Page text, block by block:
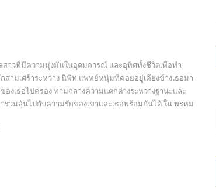
ลสาวที่มีความมุ่งมั่นในอุดมการณ์ และอุทิศทั้งชีวิตเพื่อทำ
ามเศร้าระหว่าง นิพิท แพทย์หนุ่มที่คอยอยู่เคียงข้างเธอมา
เธอไปครอง ท่ามกลางความแตกต่างระหว่างฐานะและ
ร่วมลุ้นไปกับความรักของเขาและเธอพร้อมกันได้ ใน พรหม